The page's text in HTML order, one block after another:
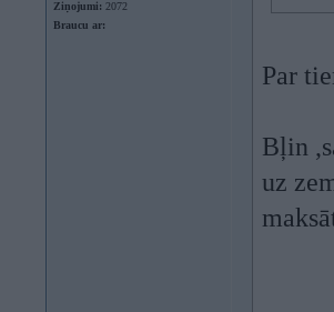
Ziņojumi: 2072
Braucu ar:
Par
Bļin
uz